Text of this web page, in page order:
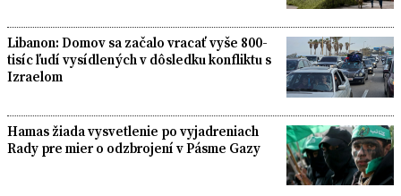
Libanon: Domov sa začalo vracať vyše 800-
tisíc ľudí vysídlených v dôsledku konfliktu s
Izraelom
Hamas žiada vysvetlenie po vyjadreniach
Rady pre mier o odzbrojení v Pásme Gazy